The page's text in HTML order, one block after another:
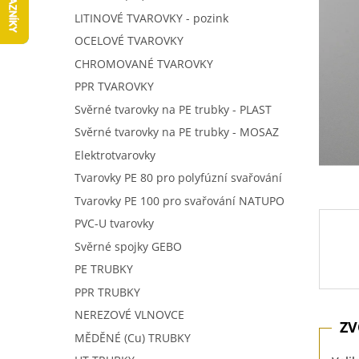
LITINOVÉ TVAROVKY - pozink
OCELOVÉ TVAROVKY
CHROMOVANÉ TVAROVKY
PPR TVAROVKY
Svěrné tvarovky na PE trubky - PLAST
Svěrné tvarovky na PE trubky - MOSAZ
Elektrotvarovky
Tvarovky PE 80 pro polyfúzní svařování
Tvarovky PE 100 pro svařování NATUPO
PVC-U tvarovky
Svěrné spojky GEBO
PE TRUBKY
PPR TRUBKY
NEREZOVÉ VLNOVCE
MĚDĚNÉ (Cu) TRUBKY